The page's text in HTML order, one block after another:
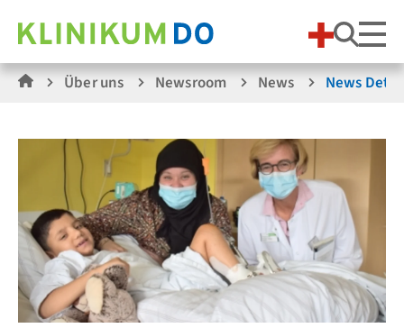
Über uns Newsroom News News